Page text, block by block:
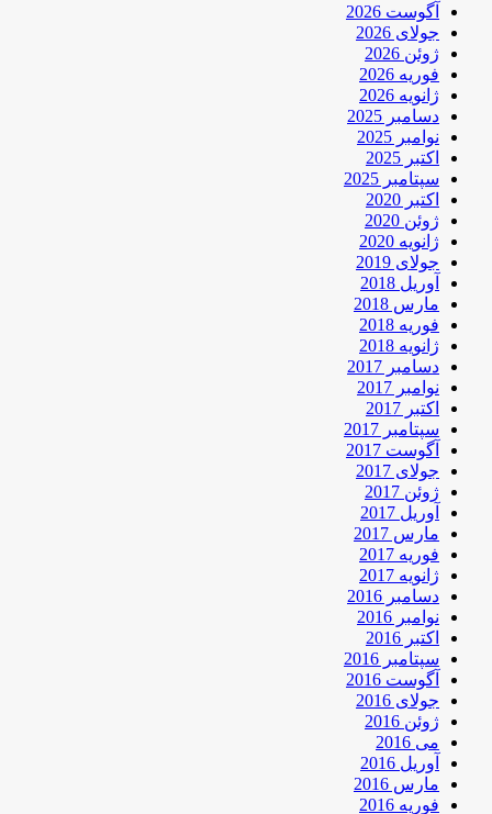
آگوست 2026
جولای 2026
ژوئن 2026
فوریه 2026
ژانویه 2026
دسامبر 2025
نوامبر 2025
اکتبر 2025
سپتامبر 2025
اکتبر 2020
ژوئن 2020
ژانویه 2020
جولای 2019
آوریل 2018
مارس 2018
فوریه 2018
ژانویه 2018
دسامبر 2017
نوامبر 2017
اکتبر 2017
سپتامبر 2017
آگوست 2017
جولای 2017
ژوئن 2017
آوریل 2017
مارس 2017
فوریه 2017
ژانویه 2017
دسامبر 2016
نوامبر 2016
اکتبر 2016
سپتامبر 2016
آگوست 2016
جولای 2016
ژوئن 2016
می 2016
آوریل 2016
مارس 2016
فوریه 2016